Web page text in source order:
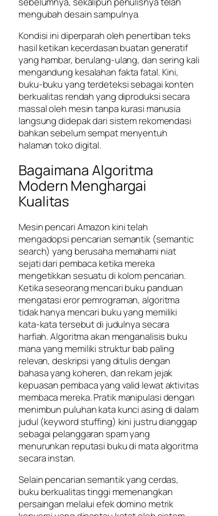
mengubah desain sampulnya.
Kondisi ini diperparah oleh penertiban teks
hasil ketikan kecerdasan buatan generatif
yang hambar, berulang-ulang, dan sering kali
mengandung kesalahan fakta fatal. Kini,
buku-buku yang terdeteksi sebagai konten
berkualitas rendah yang diproduksi secara
massal oleh mesin tanpa kurasi manusia
langsung didepak dari sistem rekomendasi
bahkan sebelum sempat menyentuh
halaman toko digital.
Bagaimana Algoritma
Modern Menghargai
Kualitas
Mesin pencari Amazon kini telah
mengadopsi pencarian semantik (semantic
search) yang berusaha memahami niat
sejati dari pembaca ketika mereka
mengetikkan sesuatu di kolom pencarian.
Ketika seseorang mencari buku panduan
mengatasi eror pemrograman, algoritma
tidak hanya mencari buku yang memiliki
kata-kata tersebut di judulnya secara
harfiah. Algoritma akan menganalisis buku
mana yang memiliki struktur bab paling
relevan, deskripsi yang ditulis dengan
bahasa yang koheren, dan rekam jejak
kepuasan pembaca yang valid lewat aktivitas
membaca mereka. Pratik manipulasi dengan
menimbun puluhan kata kunci asing di dalam
judul (keyword stuffing) kini justru dianggap
sebagai pelanggaran spam yang
menurunkan reputasi buku di mata algoritma
secara instan.
Selain pencarian semantik yang cerdas,
buku berkualitas tinggi memenangkan
persaingan melalui efek domino metrik